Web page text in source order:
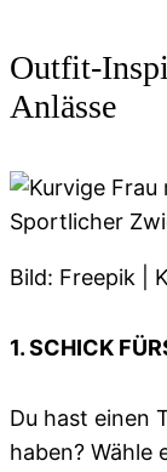
Outfit-
Anlässe
Sportlicher
Bild: Freepik |
1. SCHICK
Du hast einen
haben? Wähle